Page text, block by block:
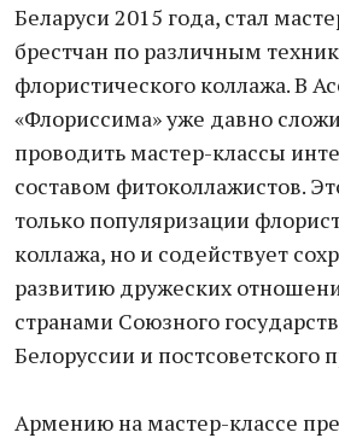
Беларуси 2015 года, стал
брестчан по различным
флористического коллажа. В
«Флориссима» уже давно
проводить мастер-классы
составом фитоколлажистов.
только популяризации
коллажа, но и содействует
развитию дружеских
странами Союзного
Белоруссии и постсоветского
Армению на мастер-классе